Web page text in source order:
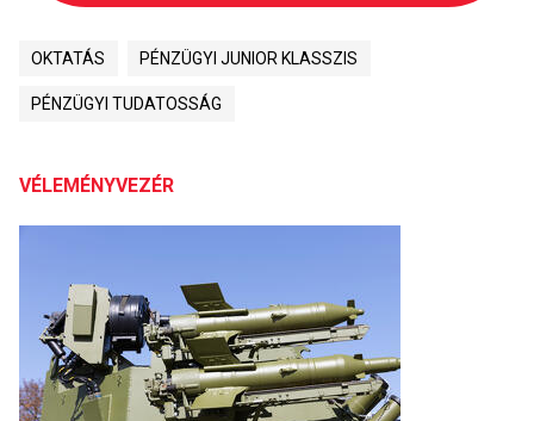
OKTATÁS PÉNZÜGYI JUNIOR KLASSZIS
PÉNZÜGYI TUDATOSSÁG
VÉLEMÉNYVEZÉR